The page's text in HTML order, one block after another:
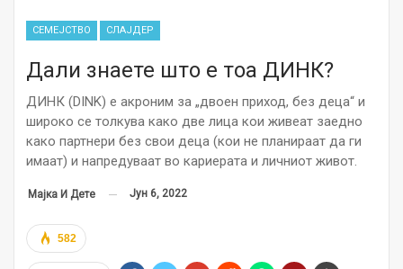
СЕМЕЈСТВО СЛАЈДЕР
Дали знаете што е тоа ДИНК?
ДИНК (DINK) е акроним за „двоен приход, без деца“ и
широко се толкува како две лица кои живеат заедно
како партнери без свои деца (кои не планираат да ги
имаат) и напредуваат во кариерата и личниот живот.
Мајка И Дете Јун 6, 2022
582